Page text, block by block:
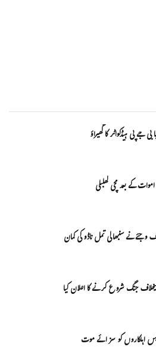
جے پی ہیڈکواٹر کا گھیراؤ
کے بعد مچی کھلبلی
وجئے نے سنبھالی تمل ناڈو کی کمان
جنگ شروع کرنے کا اعلان کیا